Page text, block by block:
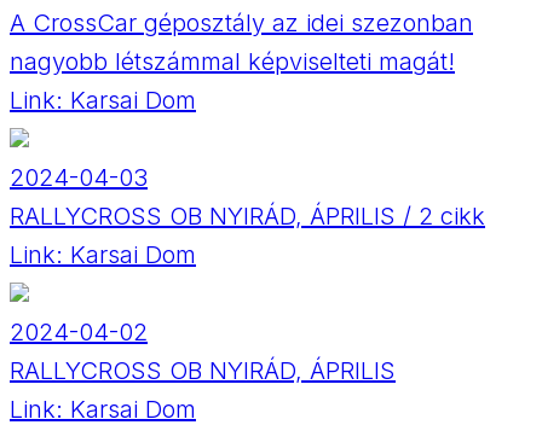
A CrossCar géposztály az idei szezonban
nagyobb létszámmal képviselteti magát!
Link: Karsai Dom
2024-04-03
RALLYCROSS OB NYIRÁD, ÁPRILIS / 2 cikk
Link: Karsai Dom
2024-04-02
RALLYCROSS OB NYIRÁD, ÁPRILIS
Link: Karsai Dom